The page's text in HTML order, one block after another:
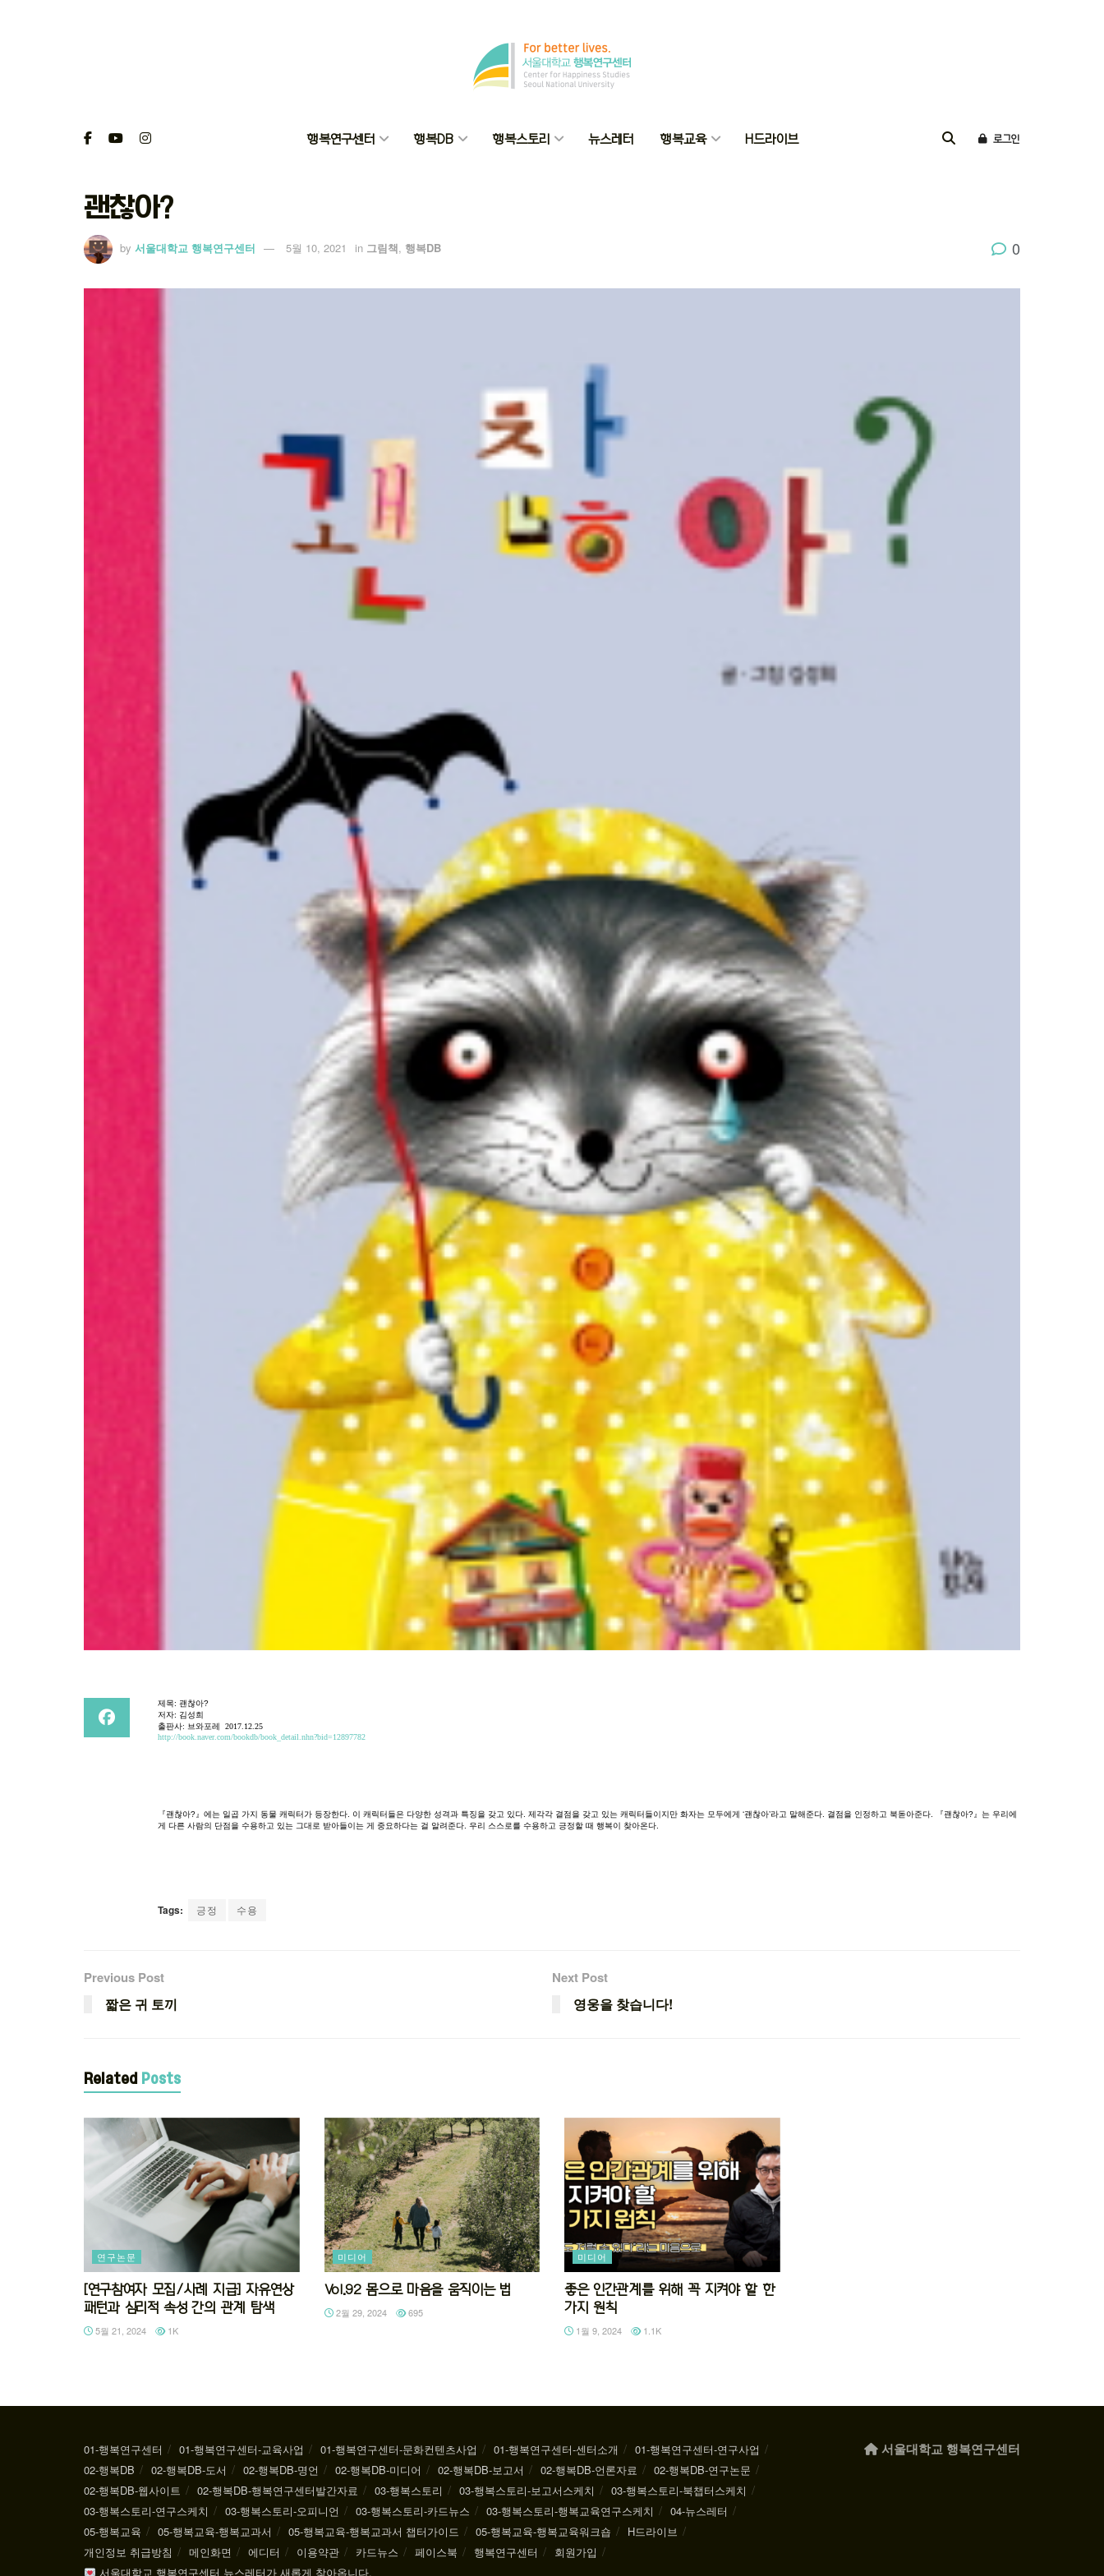
행복연구센터 행복DB 행복스토리 뉴스레터 행복교육 H드라이브 로그인
괜찮아?
by 서울대학교 행복연구센터 5월 10, 2021 in 그림책, 행복DB 0
제목: 괜찮아?
저자: 김성희
출판사: 브와포레
2017.12.25
http://book.naver.com/bookdb/book_detail.nhn?bid=12897782
『괜찮아?』 에는 일곱 가지 동물 캐릭터가 등장한다 이 캐릭터들은 다양한 성격과 특징을 갖고 있다 제각각 결점을 갖고 있는 캐릭터들이지만 화자는 모두에게 ‘괜찮아’라고 말해준다 결점을 인정하고 북돋아준다 『괜찮아?』 는 우리에
게 다른 사람의 단점을 수용하고 있는 그대로 받아들이는 게 중요하다는 걸 알려준다 우리 스스로를 수용하고 긍정할 때 행복이 찾아온다
Tags: 긍정 수용
Previous Post
짧은 귀 토끼
Next Post
영웅을 찾습니다!
Related Posts
연구논문
[연구참여자 모집/사례 지급] 자유연상
패턴과 심리적 속성 간의 관계 탐색
5월 21, 2024
1K
미디어
Vol.92 몸으로 마음을 움직이는 법
2월 29, 2024
695
미디어
좋은 인간관계를 위해 꼭 지켜야 할 한
가지 원칙
1월 9, 2024
1.1K
01-행복연구센터 01-행복연구센터-교육사업 01-행복연구센터-문화컨텐츠사업 01-행복연구센터-센터소개
01-행복연구센터-연구사업
02-행복DB
02-행복DB-도서 02-행복DB-명언 02-행복DB-미디어 02-행복DB-보고서 02-행복DB-언론자료
02-행복DB-연구논문
02-행복DB-웹사이트
02-행복DB-행복연구센터발간자료 03-행복스토리 03-행복스토리-보고서스케치
03-행복스토리-북챕터스케치
03-행복스토리-연구스케치
03-행복스토리-오피니언 03-행복스토리-카드뉴스 03-행복스토리-행복교육연구스케치
04-뉴스레터
05-행복교육
05-행복교육-행복교과서 05-행복교육-행복교과서 챕터가이드 05-행복교육-행복교육워크숍
H드라이브
개인정보 취급방침
메인화면 에디터 이용약관 카드뉴스 페이스북 행복연구센터
회원가입
서울대학교 행복연구센터 뉴스레터가 새롭게 찾아옵니다.
서울대학교 행복연구센터